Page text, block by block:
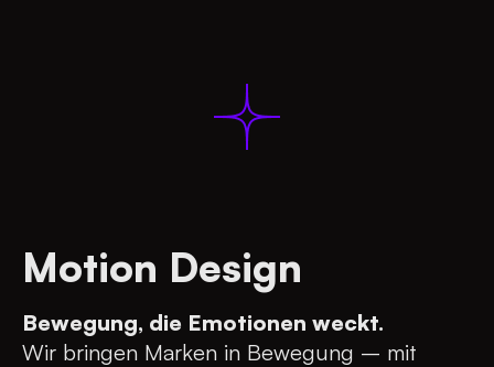
Motion Design
Bewegung, die Emotionen weckt.
Wir bringen Marken in Bewegung – mit